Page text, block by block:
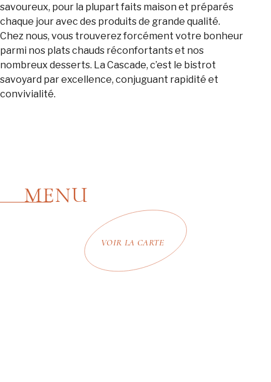
savoureux, pour la plupart faits maison et préparés
chaque jour avec des produits de grande qualité.
Chez nous, vous trouverez forcément votre bonheur
parmi nos plats chauds réconfortants et nos
nombreux desserts. La Cascade, c’est le bistrot
savoyard par excellence, conjuguant rapidité et
convivialité.
MENU
VOIR LA CARTE